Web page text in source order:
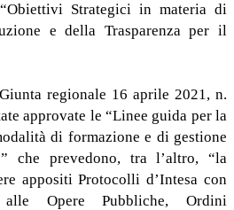
Strategici in materia di
e della Trasparenza per il
regionale 16 aprile 2021, n.
approvate le “Linee guida per la
di formazione e di gestione
che prevedono, tra l’altro, “la
appositi Protocolli d’Intesa con
Opere Pubbliche, Ordini